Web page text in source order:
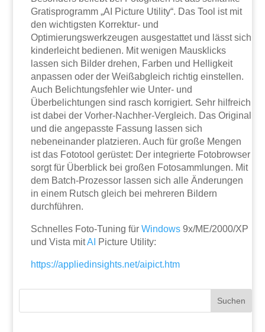
Gratisprogramm „AI Picture Utility“. Das Tool ist mit
den wichtigsten Korrektur- und
Optimierungswerkzeugen ausgestattet und lässt sich
kinderleicht bedienen. Mit wenigen Mausklicks
lassen sich Bilder drehen, Farben und Helligkeit
anpassen oder der Weißabgleich richtig einstellen.
Auch Belichtungsfehler wie Unter- und
Überbelichtungen sind rasch korrigiert. Sehr hilfreich
ist dabei der Vorher-Nachher-Vergleich. Das Original
und die angepasste Fassung lassen sich
nebeneinander platzieren. Auch für große Mengen
ist das Fototool gerüstet: Der integrierte Fotobrowser
sorgt für Überblick bei großen Fotosammlungen. Mit
dem Batch-Prozessor lassen sich alle Änderungen
in einem Rutsch gleich bei mehreren Bildern
durchführen.
Schnelles Foto-Tuning fürWindows 9x/ME/2000/XP
und Vista mitAI Picture Utility:
https://appliedinsights.net/aipict.htm